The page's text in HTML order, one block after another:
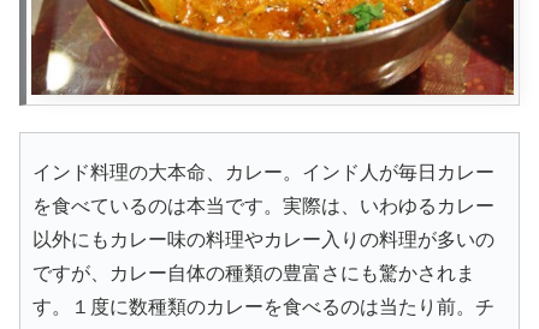
インド料理の大本命、カレー。インド人が毎日カレー
を食べているのは本当です。実際は、いわゆるカレー
以外にもカレー味の料理やカレー入りの料理が多いの
ですが、カレー自体の種類の豊富さにも驚かされま
す。１度に数種類のカレーを食べるのは当たり前。チ